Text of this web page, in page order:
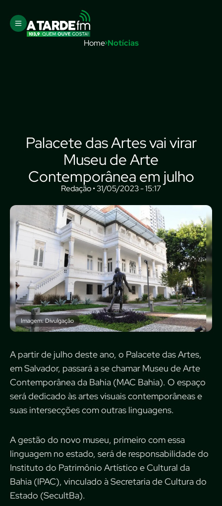
Home Notícias
Palacete das Artes vai virar
Museu de Arte
Contemporânea em julho
Redação • 31/05/2023 - 15:17
Imagem: Divulgação
A partir de julho deste ano, o Palacete das Artes,
em Salvador, passará a se chamar Museu de Arte
Contemporânea da Bahia (MAC Bahia). O espaço
será dedicado às artes visuais contemporâneas e
suas intersecções com outras linguagens.
A gestão do novo museu, primeiro com essa
linguagem no estado, será de responsabilidade do
Instituto do Patrimônio Artístico e Cultural da
Bahia (IPAC), vinculado à Secretaria de Cultura do
Estado (SecultBa).